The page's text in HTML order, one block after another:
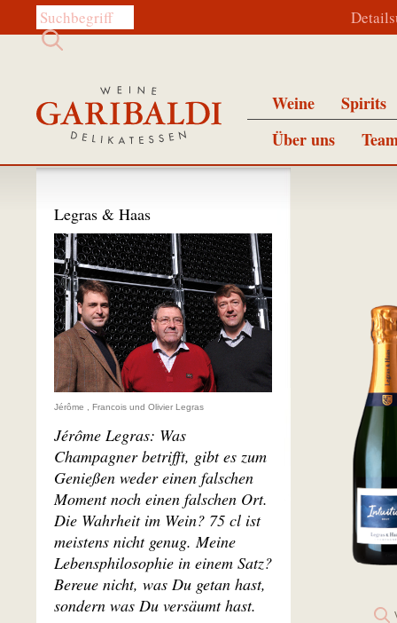
Diese Website durchsuchen:
Weine
Spirits
Über uns
Legras & Haas
Jérôme , Francois und Olivier Legras
Jérôme Legras: Was
Champagner betrifft, gibt es zum
Genießen weder einen falschen
Moment noch einen falschen Ort.
Die Wahrheit im Wein? 75 cl ist
meistens nicht genug. Meine
Lebensphilosophie in einem Satz?
Bereue nicht, was Du getan hast,
sondern was Du versäumt hast.